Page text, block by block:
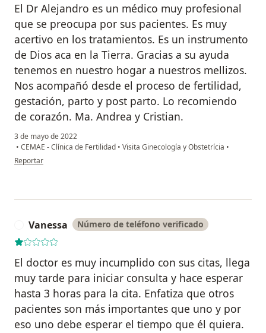
El Dr Alejandro es un médico muy profesional
que se preocupa por sus pacientes. Es muy
acertivo en los tratamientos. Es un instrumento
de Dios aca en la Tierra. Gracias a su ayuda
tenemos en nuestro hogar a nuestros mellizos.
Nos acompañó desde el proceso de fertilidad,
gestación, parto y post parto. Lo recomiendo
de corazón. Ma. Andrea y Cristian.
3 de mayo de 2022
• CEMAE - Clínica de Fertilidad • Visita Ginecología y Obstetrícia •
en opinión del usuario Ma.Andrea
Reportar
Vanessa Número de teléfono verificado
El doctor es muy incumplido con sus citas, llega
muy tarde para iniciar consulta y hace esperar
hasta 3 horas para la cita. Enfatiza que otros
pacientes son más importantes que uno y por
eso uno debe esperar el tiempo que él quiera.